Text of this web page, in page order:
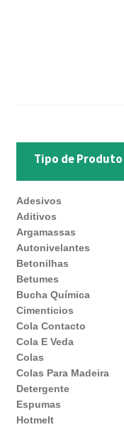
Tipo de Produto
Adesivos
Aditivos
Argamassas
Autonivelantes
Betonilhas
Betumes
Bucha Química
Cimenticios
Cola Contacto
Cola E Veda
Colas
Colas Para Madeira
Detergente
Espumas
Hotmelt